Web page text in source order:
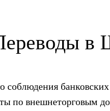
в
соблюдения
по внешнеторговым